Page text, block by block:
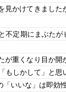
見かけてきまし
不定期にまぶた
が重くなり目か
もしかして」と思
いいな」は即効性